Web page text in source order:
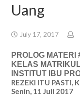
Uang
July 17, 2017
PROLOG MATERI
KELAS
INSTITUT IBU
REZEKI ITU PASTI,
Senin, 11 Juli 2017